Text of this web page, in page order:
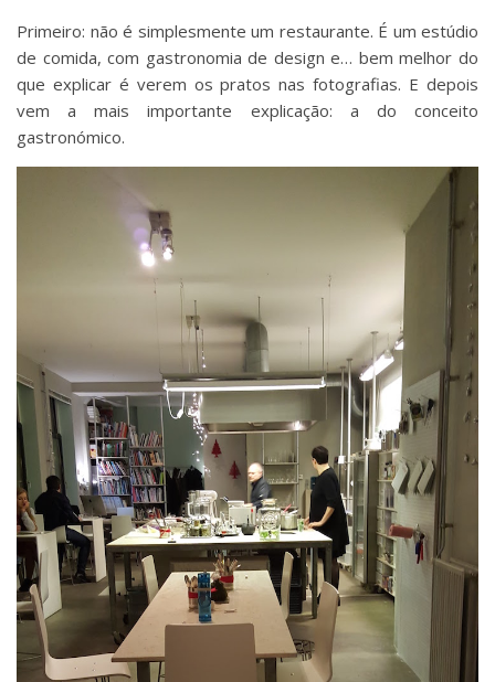
Primeiro: não é simplesmente um restaurante. É um estúdio
de comida, com gastronomia de design e… bem melhor do
que explicar é verem os pratos nas fotografias. E depois
vem a mais importante explicação: a do conceito
gastronómico.